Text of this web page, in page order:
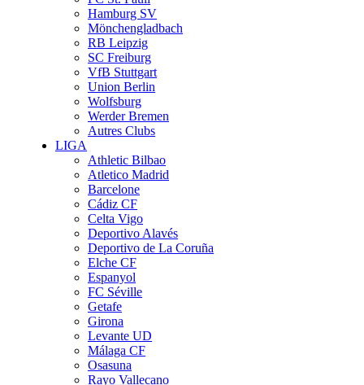
Hamburg SV
Mönchengladbach
RB Leipzig
SC Freiburg
VfB Stuttgart
Union Berlin
Wolfsburg
Werder Bremen
Autres Clubs
LIGA
Athletic Bilbao
Atletico Madrid
Barcelone
Cádiz CF
Celta Vigo
Deportivo Alavés
Deportivo de La Coruña
Elche CF
Espanyol
FC Séville
Getafe
Girona
Levante UD
Málaga CF
Osasuna
Rayo Vallecano